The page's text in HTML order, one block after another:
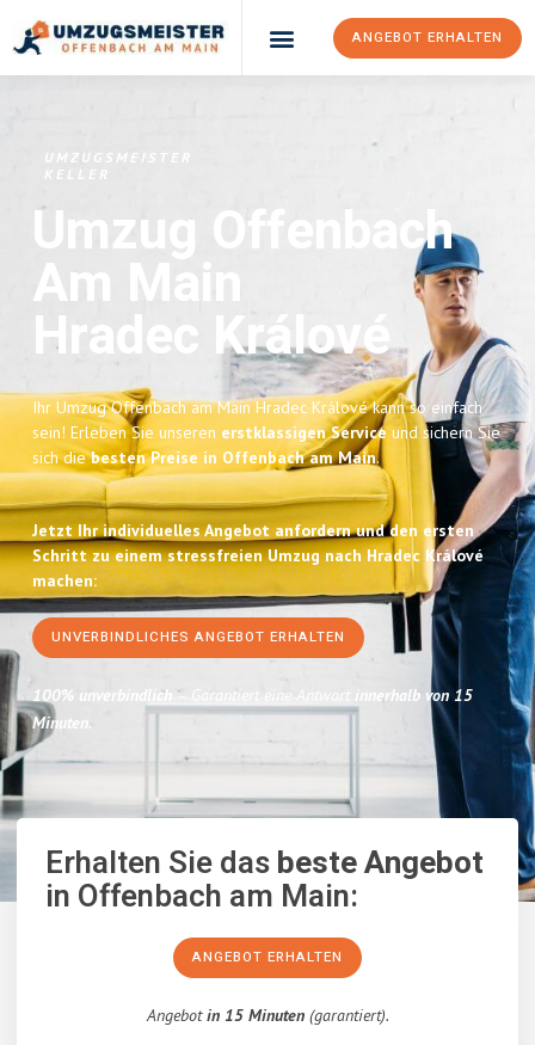
ANGEBOT ERHALTEN
UMZUGSMEISTER
KELLER
Umzug Offenbach
Am Main
Hradec Králové
Ihr Umzug Offenbach am Main Hradec Králové kann so einfach
sein! Erleben Sie unseren erstklassigen Service und sichern Sie
sich diebesten Preise in Offenbach am Main.
Jetzt Ihr individuelles Angebot anfordern und den ersten
Schritt zu einem stressfreien Umzug nach Hradec Králové
machen:
UNVERBINDLICHES ANGEBOT ERHALTEN
100% unverbindlich – Garantiert eine Antwort
innerhalb von 15
Minuten.
Erhalten Sie dasbeste Angebot
in Offenbach am Main:
ANGEBOT ERHALTEN
Angebotin 15 Minuten(garantiert).